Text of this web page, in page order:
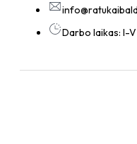
Darbo laikas: I-